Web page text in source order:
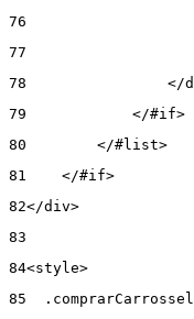
76
77
78
</
79
            </#if>
80
        </#list>
81
    </#if>
82</div>
83
84<style>
85